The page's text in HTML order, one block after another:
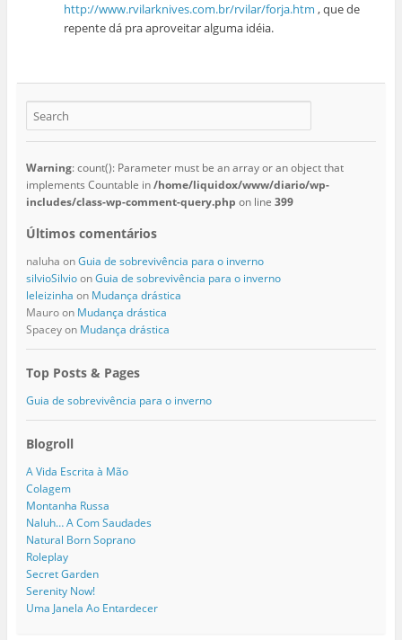
http://www.rvilarknives.com.br/rvilar/forja.htm , que de
repente dá pra aproveitar alguma idéia.
Warning: count(): Parameter must be an array or an object that
implements Countable in/home/liquidox/www/diario/wp-
includes/class-wp-comment-query.php on line 399
Últimos comentários
naluha onGuia de sobrevivência para o inverno
silvioSilvioonGuia de sobrevivência para o inverno
leleizinha on Mudança drástica
Mauroon Mudança drástica
Spaceyon Mudança drástica
Top Posts & Pages
Guia de sobrevivência para o inverno
Blogroll
A Vida Escrita à Mão
Colagem
Montanha Russa
Naluh… A Com Saudades
Natural Born Soprano
Roleplay
Secret Garden
Serenity Now!
Uma Janela Ao Entardecer